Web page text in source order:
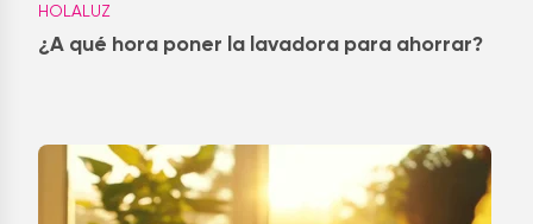
HOLALUZ
¿A qué hora poner la lavadora para ahorrar?